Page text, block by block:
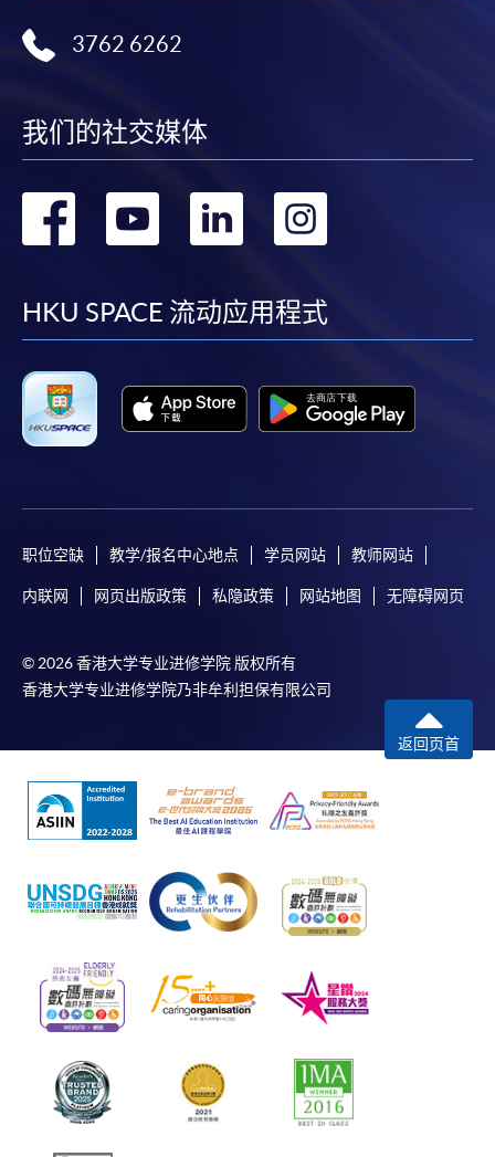
3762 6262
我们的社交媒体
转
facebook
转
youtube
转
linkedin
HKU SPACE 流动应用程式
职位空缺 教学/报名中心地点 学员网站 教师网站
内联网 网页出版政策 私隐政策 网站地图 无障碍网页
© 2026 香港大学专业进修学院 版权所有
香港大学专业进修学院乃非牟利担保有限公司
返回页首